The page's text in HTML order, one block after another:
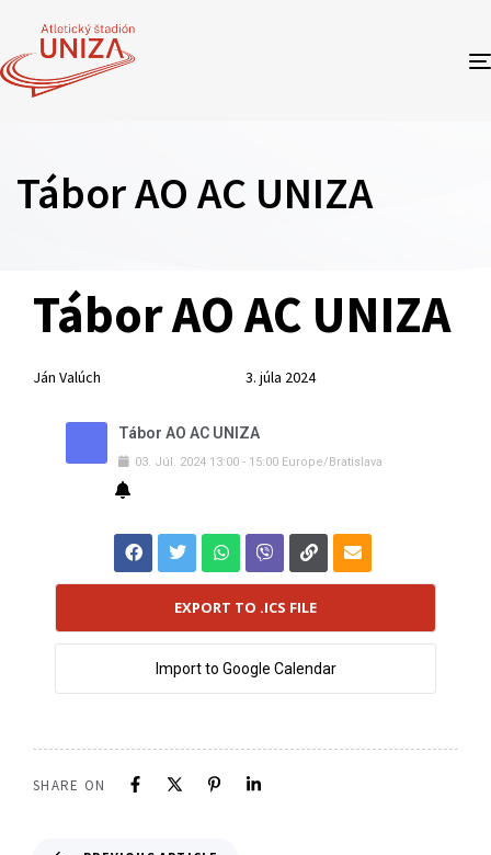
Tábor AO AC UNIZA
PUBLISHED
Tábor AO AC UNIZA
Author
Ján Valúch
Published
3. júla 2024
Tábor AO AC UNIZA
03. Júl . 2024 13:00 - 15:00 Europe/Bratislava
EXPORT TO .ICS FILE
Import to Google Calendar
SHARE ON